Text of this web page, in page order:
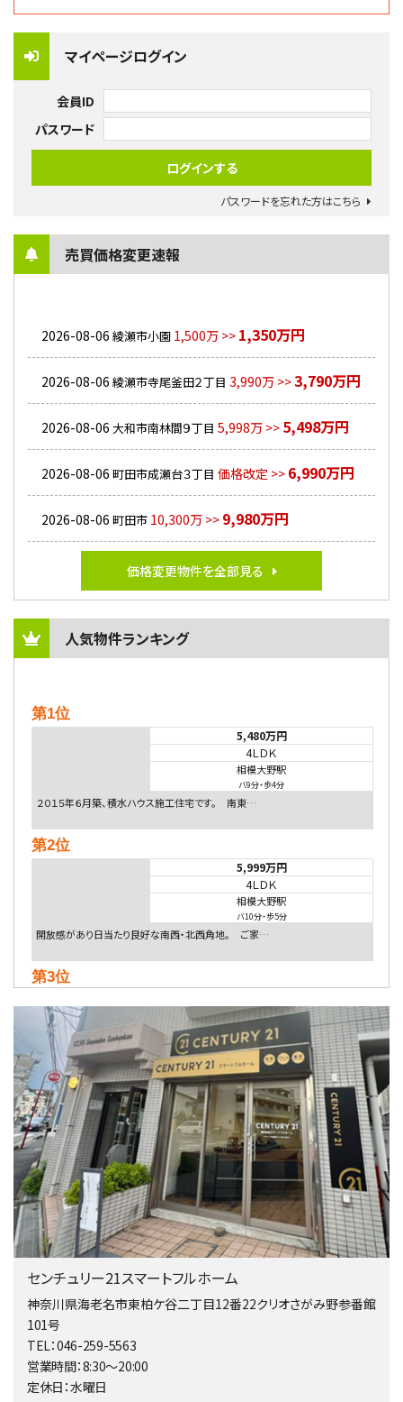
マイページログイン
会員ID
パスワード
パスワードを忘れた方はこちら
売買価格変更速報
2026-08-06 綾瀬市小園 1,500万 >> 1,350万円
2026-08-06 綾瀬市寺尾釜田２丁目 3,990万 >>3,790万円
2026-08-06 大和市南林間９丁目 5,998万 >> 5,498万円
2026-08-06 町田市成瀬台３丁目 価格改定 >> 6,990万円
2026-08-06 町田市 10,300万 >> 9,980万円
価格変更物件を全部見る
人気物件ランキング
第1位
5,480万円
4ＬＤＫ
相模大野駅
バ9分・歩4分
２０１５年６月築、積水ハウス施工住宅です。 南東…
第2位
5,999万円
4ＬＤＫ
相模大野駅
バ10分・歩5分
開放感があり日当たり良好な南西・北西角地。 ご家…
第3位
4ＬＤＫ
淵野辺駅
歩17分
南側道路に面しており日当たり良好。 キッチンから…
第4位
3,680万円
4ＳＬＤＫ
海老名駅
バ15分・歩1分
リビングダイニング部分の床暖房完備 車並列2台駐…
第5位
3,680万円
バ19分・ 歩8分
開放感があり日当たり良好な南西・北西角地区画。 …
第6位
センチュリー21スマートフルホーム
神奈川県海老名市東柏ケ谷二丁目12番22クリオさがみ野参番館
101号
TEL：046-259-5563
営業時間：8:30～20:00
定休日：水曜日